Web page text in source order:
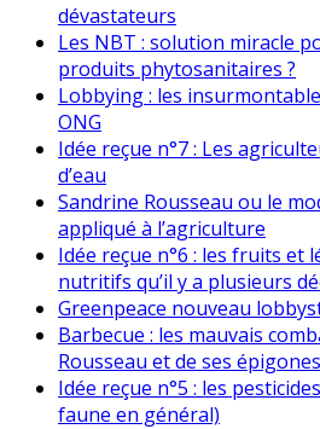
dévastateurs
Les NBT : solution miracle
produits phytosanitaires ?
Lobbying : les
ONG
Idée reçue n°7 : Les
d’eau
Sandrine Rousseau ou le
appliqué à l’agriculture
Idée reçue n°6 : les fruits et
nutritifs qu’il y a plusieurs
Greenpeace nouveau
Barbecue : les mauvais
Rousseau et de ses épigones
Idée reçue n°5 : les
faune en général)